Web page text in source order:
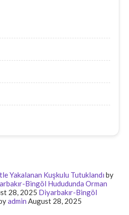
Yakalanan Kuşkulu Tutuklandı by
Bingöl Hududunda Orman
28, 2025 Diyarbakır-Bingöl
admin August 28, 2025